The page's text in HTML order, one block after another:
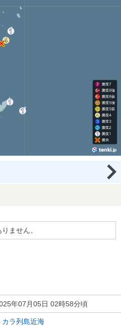
ません。
年07月05日 02時58分頃
カラ列島近海